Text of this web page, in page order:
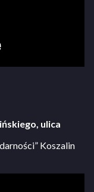
ulica
Koszalin